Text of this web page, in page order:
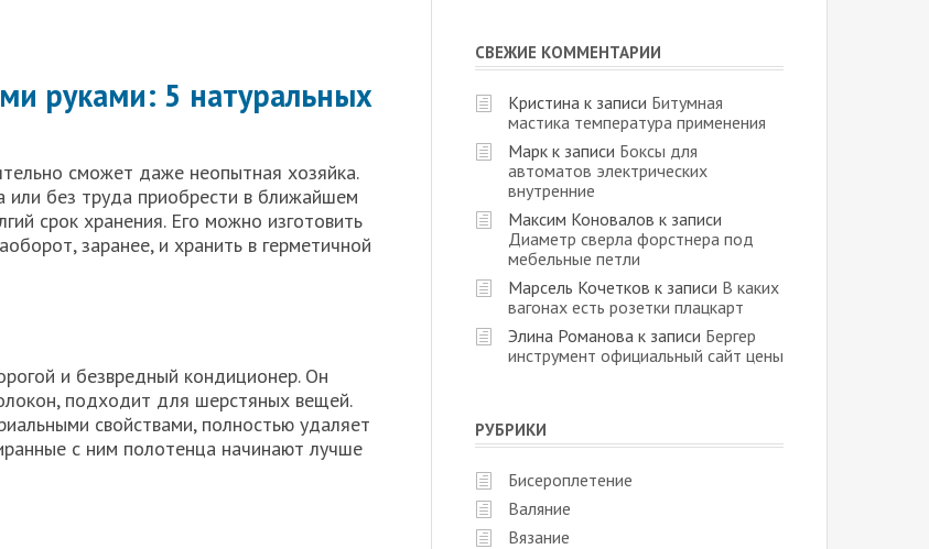
руками: 5 натуральных
сможет даже неопытная хозяйка.
без труда приобрести в ближайшем
срок хранения. Его можно изготовить
заранее, и хранить в герметичной
и безвредный кондиционер. Он
подходит для шерстяных вещей.
свойствами, полностью удаляет
с ним полотенца начинают лучше
СВЕЖИЕ КОММЕНТАРИИ
Кристина к записи Битумная
мастика температура применения
Марк к записи Боксы для
автоматов электрических
внутренние
Максим Коновалов к записи
Диаметр сверла форстнера под
мебельные петли
Марсель Кочетков к записи В каких
вагонах есть розетки плацкарт
Элина Романова к записи Бергер
инструмент официальный сайт цены
РУБРИКИ
Бисероплетение
Валяние
Вязание